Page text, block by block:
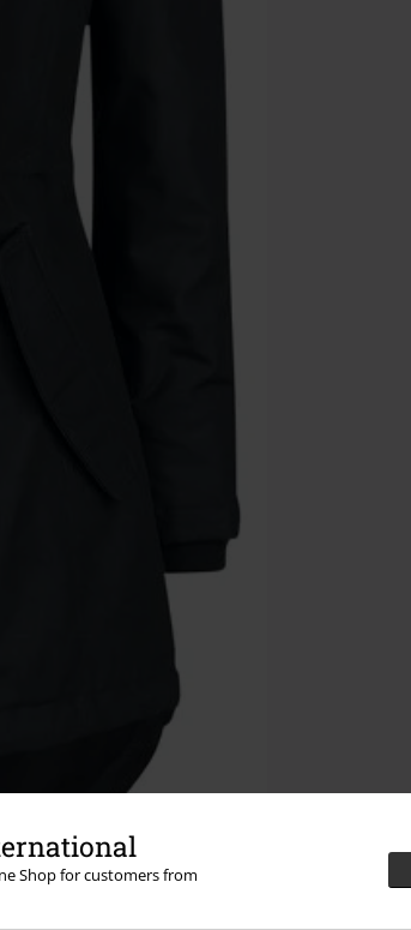
Shop for customers from